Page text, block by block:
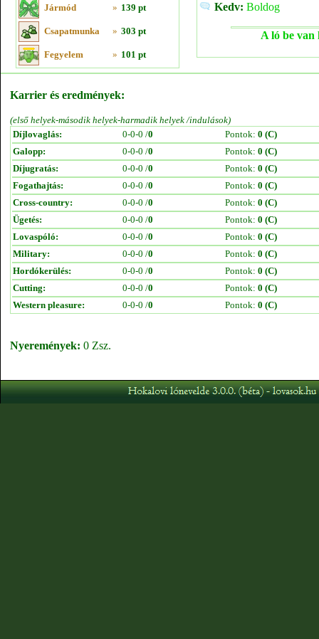
Jármód » 139 pt
Csapatmunka » 303 pt
Fegyelem » 101 pt
Kedv: Boldog
A ló be van
Karrier és eredmények:
(első helyek-második helyek-harmadik helyek /indulások)
Díjlovaglás:
0-0-0 /0 Pontok: 0 (C)
Galopp:
0-0-0 /0 Pontok: 0 (C)
Díjugratás:
0-0-0 /0 Pontok: 0 (C)
Fogathajtás:
0-0-0 /0 Pontok: 0 (C)
Cross-country:
0-0-0 /0 Pontok: 0 (C)
Ügetés:
0-0-0 /0 Pontok: 0 (C)
Lovaspóló:
0-0-0 /0 Pontok: 0 (C)
Military:
0-0-0 /0 Pontok: 0 (C)
Hordókerülés:
0-0-0 /0 Pontok: 0 (C)
Cutting:
0-0-0 /0 Pontok: 0 (C)
Western pleasure:
0-0-0 /0 Pontok: 0 (C)
Nyeremények: 0 Zsz.